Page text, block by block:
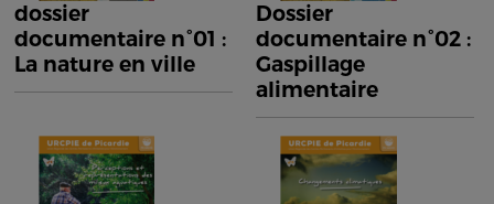
dossier
documentaire n°01 :
La nature en ville
Dossier
documentaire n°02 :
Gaspillage
alimentaire